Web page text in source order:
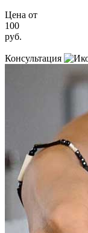
Цена от
100
руб.
Консультация